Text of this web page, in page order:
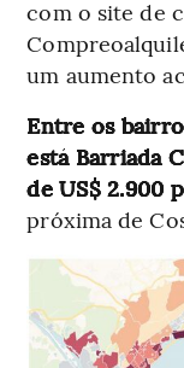
com o site de
um aumento
Entre os
está Barriada
de US$ 2.900
próxima de